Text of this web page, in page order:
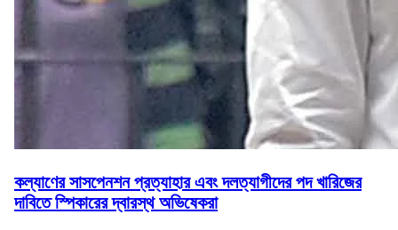
কল্যাণের সাসপেনশন প্রত্যাহার এবং দলত্যাগীদের পদ খারিজের
দাবিতে স্পিকারের দ্বারস্থ অভিষেকরা